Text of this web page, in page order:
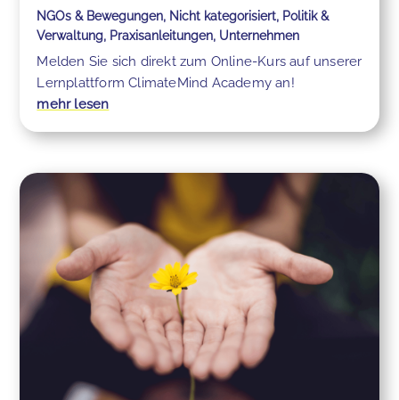
NGOs & Bewegungen, Nicht kategorisiert, Politik &
Verwaltung, Praxisanleitungen, Unternehmen
Melden Sie sich direkt zum Online-Kurs auf unserer
Lernplattform ClimateMind Academy an!
mehr lesen